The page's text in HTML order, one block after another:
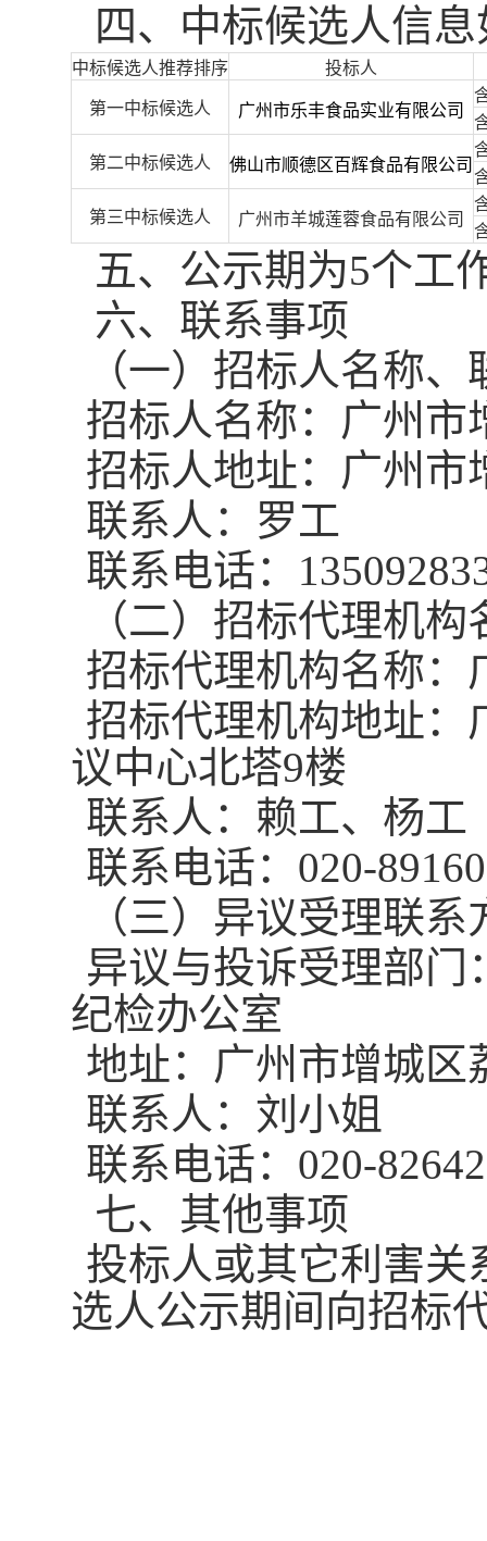
四、 中标候选人信
中标候选人推荐排序 投标人
第一中标候选人 广州市乐丰食品实业有限公司
第二中标候选人 佛山市顺德区百辉食品有限公司
第三中标候选人 广州市羊城莲蓉食品有限公司
五、公示期为5个工
六、 联系事项
（一） 招标人名称、
招标人名称：广州市
招标人地址：广州市
联系人：罗工
联系电话：
（二） 招标代理机构
招标代理机构名称：
招标代理机构地址：
议中心北塔9楼
联系人：赖工、杨工
联系电话： 020-
（三）异议受理联系
异议与投诉受理部门
纪检办公室
地址：广州市增城区
联系人：刘小姐
联系电话： 020-
七、 其他事项
投标人或其它利害关
选人公示期间向招标